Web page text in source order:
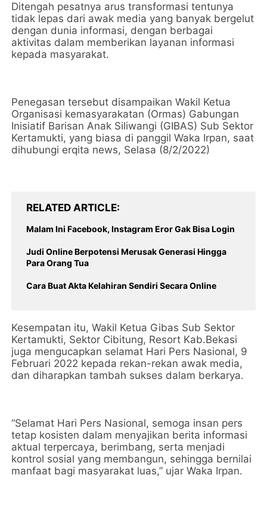
Ditengah pesatnya arus transformasi tentunya
tidak lepas dari awak media yang banyak bergelut
dengan dunia informasi, dengan berbagai
aktivitas dalam memberikan layanan informasi
kepada masyarakat.
Penegasan tersebut disampaikan Wakil Ketua
Organisasi kemasyarakatan (Ormas) Gabungan
Inisiatif Barisan Anak Siliwangi (GIBAS) Sub Sektor
Kertamukti, yang biasa di panggil Waka Irpan, saat
dihubungi erqita news, Selasa (8/2/2022)
RELATED ARTICLE
Malam Ini Facebook, Instagram Eror Gak Bisa Login
Judi Online Berpotensi Merusak Generasi Hingga
Para Orang Tua
Cara Buat Akta Kelahiran Sendiri Secara Online
Kesempatan itu, Wakil Ketua Gibas Sub Sektor
Kertamukti, Sektor Cibitung, Resort Kab.Bekasi
juga mengucapkan selamat Hari Pers Nasional, 9
Februari 2022 kepada rekan-rekan awak media,
dan diharapkan tambah sukses dalam berkarya.
“Selamat Hari Pers Nasional, semoga insan pers
tetap kosisten dalam menyajikan berita informasi
aktual terpercaya, berimbang, serta menjadi
kontrol sosial yang membangun, sehingga bernilai
manfaat bagi masyarakat luas,” ujar Waka Irpan.